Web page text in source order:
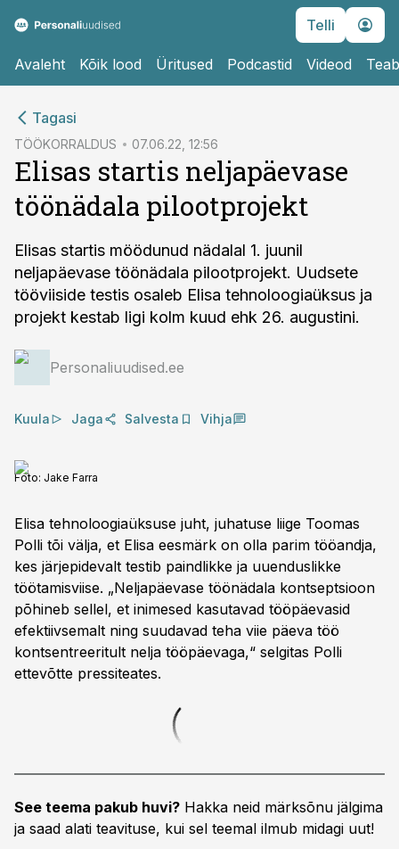
Telli
Avaleht Kõik lood Üritused Podcastid Videod
Tagasi
TÖÖKORRALDUS 07.06.22, 12:56
Elisas startis neljapäevase
töönädala pilootprojekt
Elisas startis möödunud nädalal 1. juunil
neljapäevase töönädala pilootprojekt. Uudsete
tööviiside testis osaleb Elisa tehnoloogiaüksus ja
projekt kestab ligi kolm kuud ehk 26. augustini.
Personaliuudised.ee
Kuula Jaga Salvesta Vihja
Foto: Jake Farra
Elisa tehnoloogiaüksuse juht, juhatuse liige Toomas
Polli tõi välja, et Elisa eesmärk on olla parim tööandja,
kes järjepidevalt testib paindlikke ja uuenduslikke
töötamisviise. „Neljapäevase töönädala kontseptsioon
põhineb sellel, et inimesed kasutavad tööpäevasid
efektiivsemalt ning suudavad teha viie päeva töö
kontsentreeritult nelja tööpäevaga,“ selgitas Polli
ettevõtte pressiteates.
See teema pakub huvi? Hakka neid märksõnu jälgima
ja saad alati teavituse, kui sel teemal ilmub midagi uut!